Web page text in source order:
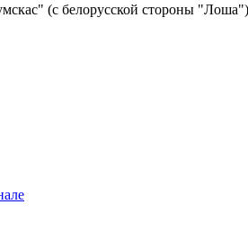
(с белорусской стороны